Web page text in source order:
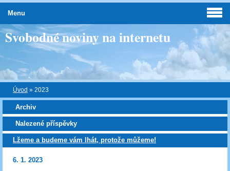
Svobodné noviny na internetu
Úvod » 2023
Archiv
Nalezené příspěvky
Lžeme a budeme vám lhát, protože můžeme!
6. 1. 2023
Menu